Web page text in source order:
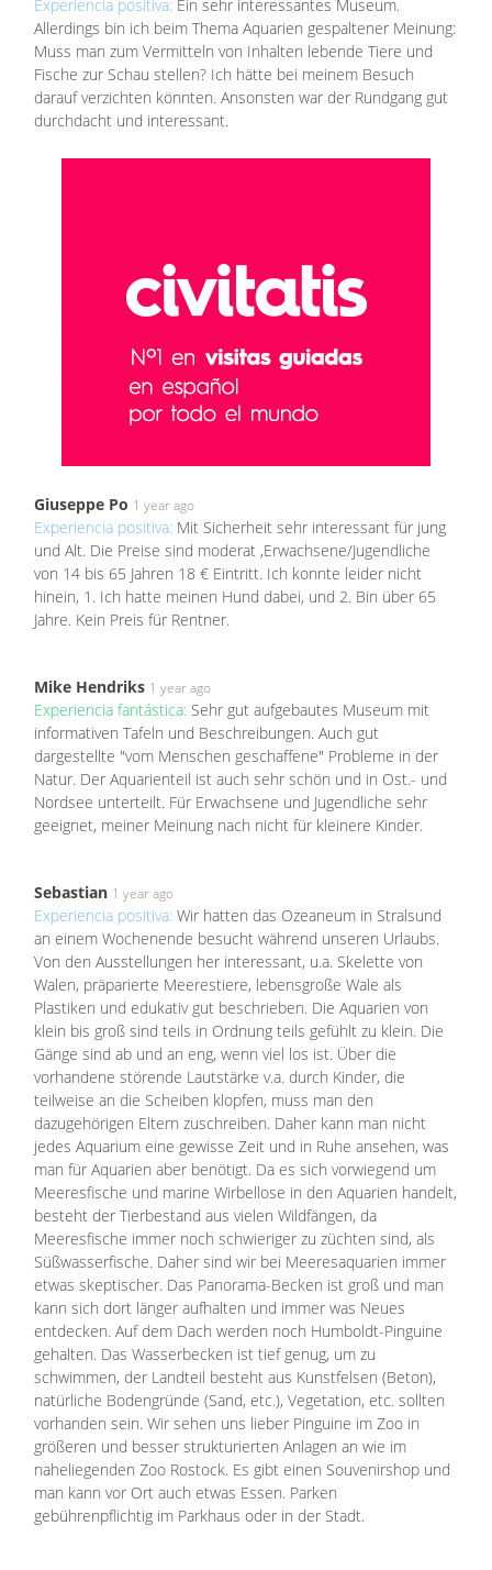
Experiencia positiva: Ein sehr interessantes Museum.
Allerdings bin ich beim Thema Aquarien gespaltener Meinung:
Muss man zum Vermitteln von Inhalten lebende Tiere und
Fische zur Schau stellen? Ich hätte bei meinem Besuch
darauf verzichten könnten. Ansonsten war der Rundgang gut
durchdacht und interessant.
Giuseppe Po 1 year ago
Experiencia positiva: Mit Sicherheit sehr interessant für jung
und Alt. Die Preise sind moderat ,Erwachsene/Jugendliche
von 14 bis 65 Jahren 18 € Eintritt. Ich konnte leider nicht
hinein, 1. Ich hatte meinen Hund dabei, und 2. Bin über 65
Jahre. Kein Preis für Rentner.
Mike Hendriks 1 year ago
Experiencia fantástica: Sehr gut aufgebautes Museum mit
informativen Tafeln und Beschreibungen. Auch gut
dargestellte "vom Menschen geschaffene" Probleme in der
Natur. Der Aquarienteil ist auch sehr schön und in Ost.- und
Nordsee unterteilt. Für Erwachsene und Jugendliche sehr
geeignet, meiner Meinung nach nicht für kleinere Kinder.
Sebastian 1 year ago
Experiencia positiva: Wir hatten das Ozeaneum in Stralsund
an einem Wochenende besucht während unseren Urlaubs.
Von den Ausstellungen her interessant, u.a. Skelette von
Walen, präparierte Meerestiere, lebensgroße Wale als
Plastiken und edukativ gut beschrieben. Die Aquarien von
klein bis groß sind teils in Ordnung teils gefühlt zu klein. Die
Gänge sind ab und an eng, wenn viel los ist. Über die
vorhandene störende Lautstärke v.a. durch Kinder, die
teilweise an die Scheiben klopfen, muss man den
dazugehörigen Eltern zuschreiben. Daher kann man nicht
jedes Aquarium eine gewisse Zeit und in Ruhe ansehen, was
man für Aquarien aber benötigt. Da es sich vorwiegend um
Meeresfische und marine Wirbellose in den Aquarien handelt,
besteht der Tierbestand aus vielen Wildfängen, da
Meeresfische immer noch schwieriger zu züchten sind, als
Süßwasserfische. Daher sind wir bei Meeresaquarien immer
etwas skeptischer. Das Panorama-Becken ist groß und man
kann sich dort länger aufhalten und immer was Neues
entdecken. Auf dem Dach werden noch Humboldt-Pinguine
gehalten. Das Wasserbecken ist tief genug, um zu
schwimmen, der Landteil besteht aus Kunstfelsen (Beton),
natürliche Bodengründe (Sand, etc.), Vegetation, etc. sollten
vorhanden sein. Wir sehen uns lieber Pinguine im Zoo in
größeren und besser strukturierten Anlagen an wie im
naheliegenden Zoo Rostock. Es gibt einen Souvenirshop und
man kann vor Ort auch etwas Essen. Parken
gebührenpflichtig im Parkhaus oder in der Stadt.